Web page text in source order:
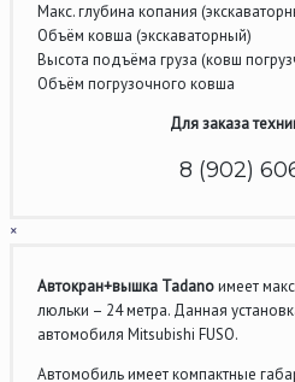
Макс. глубина копания
Объём ковша (экскаваторный)
Высота подъёма груза (ковш
Объём погрузочного ковша
Для заказа
8 (902)
×
Автокран+вышка Tadanoимеет
люльки – 24 метра. Данная
автомобиля Mitsubishi FUSO.
Автомобиль имеет компактные